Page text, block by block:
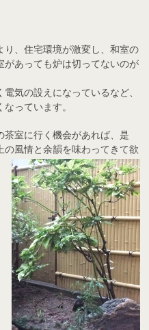
、住宅環境が激変し、和室の
あっても炉は切ってないのが
気の設えになっているなど、
っています。
茶室に行く機会があれば、是
風情と余韻を味わってきて欲